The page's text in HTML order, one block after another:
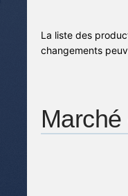
La liste des
changements